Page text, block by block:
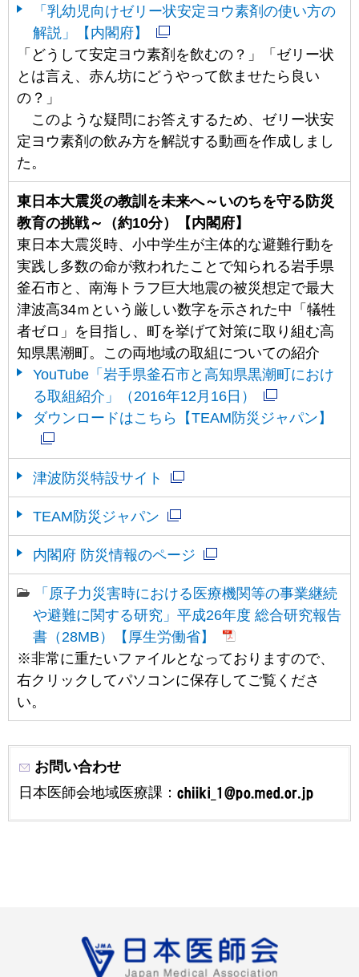
「乳幼児向けゼリー状安定ヨウ素剤の使い方の
解説」【内閣府】
「どうして安定ヨウ素剤を飲むの？」「ゼリー状
とは言え、赤ん坊にどうやって飲ませたら良い
の？」
このような疑問にお答えするため、ゼリー状安
定ヨウ素剤の飲み方を解説する動画を作成しまし
た。
東日本大震災の教訓を未来へ～いのちを守る防災
教育の挑戦～（約10分）【内閣府】
東日本大震災時、小中学生が主体的な避難行動を
実践し多数の命が救われたことで知られる岩手県
釜石市と、南海トラフ巨大地震の被災想定で最大
津波高34ｍという厳しい数字を示された中「犠牲
者ゼロ」を目指し、町を挙げて対策に取り組む高
知県黒潮町。この両地域の取組についての紹介
YouTube「岩手県釜石市と高知県黒潮町におけ
る取組紹介」（2016年12月16日）
ダウンロードはこちら【TEAM防災ジャパン】
津波防災特設サイト
TEAM防災ジャパン
内閣府 防災情報のページ
「原子力災害時における医療機関等の事業継続
や避難に関する研究」平成26年度 総合研究報告
書（28MB）【厚生労働省】
※非常に重たいファイルとなっておりますので、
右クリックしてパソコンに保存してご覧くださ
い。
お問い合わせ
日本医師会地域医療課：